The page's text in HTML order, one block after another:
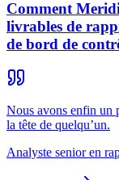
Comment
livrables de
de bord de
Nous avons enfin un
la tête de quelqu’un.
Analyste senior en